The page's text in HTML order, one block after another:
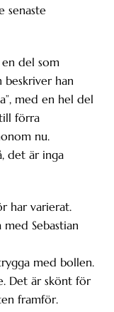
senaste
del som
han
med en hel del
förra
nu.
det är inga
har varierat.
Sebastian
med bollen.
Det är skönt för
framför.